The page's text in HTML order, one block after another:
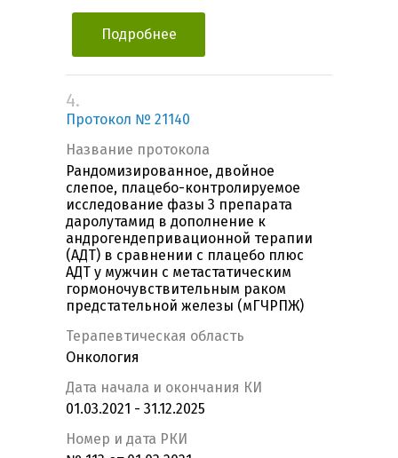
Подробнее
4.
Протокол № 21140
Название протокола
Рандомизированное, двойное
слепое, плацебо-контролируемое
исследование фазы 3 препарата
даролутамид в дополнение к
андрогендепривационной терапии
(АДТ) в сравнении с плацебо плюс
АДТ у мужчин с метастатическим
гормоночувствительным раком
предстательной железы (мГЧРПЖ)
Терапевтическая область
Онкология
Дата начала и окончания КИ
01.03.2021 - 31.12.2025
Номер и дата РКИ